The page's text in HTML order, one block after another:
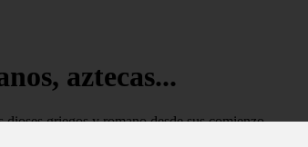
aztecas...
griegos y romano desde sus comienzo